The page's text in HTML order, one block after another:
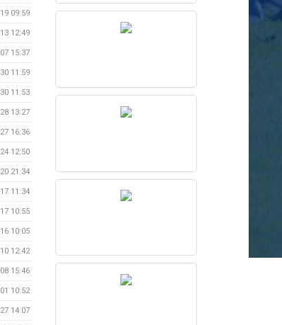
09:59
12:49
15:37
11:59
11:53
13:27
16:36
12:50
21:34
11:34
10:55
10:05
12:42
15:46
10:52
14:07